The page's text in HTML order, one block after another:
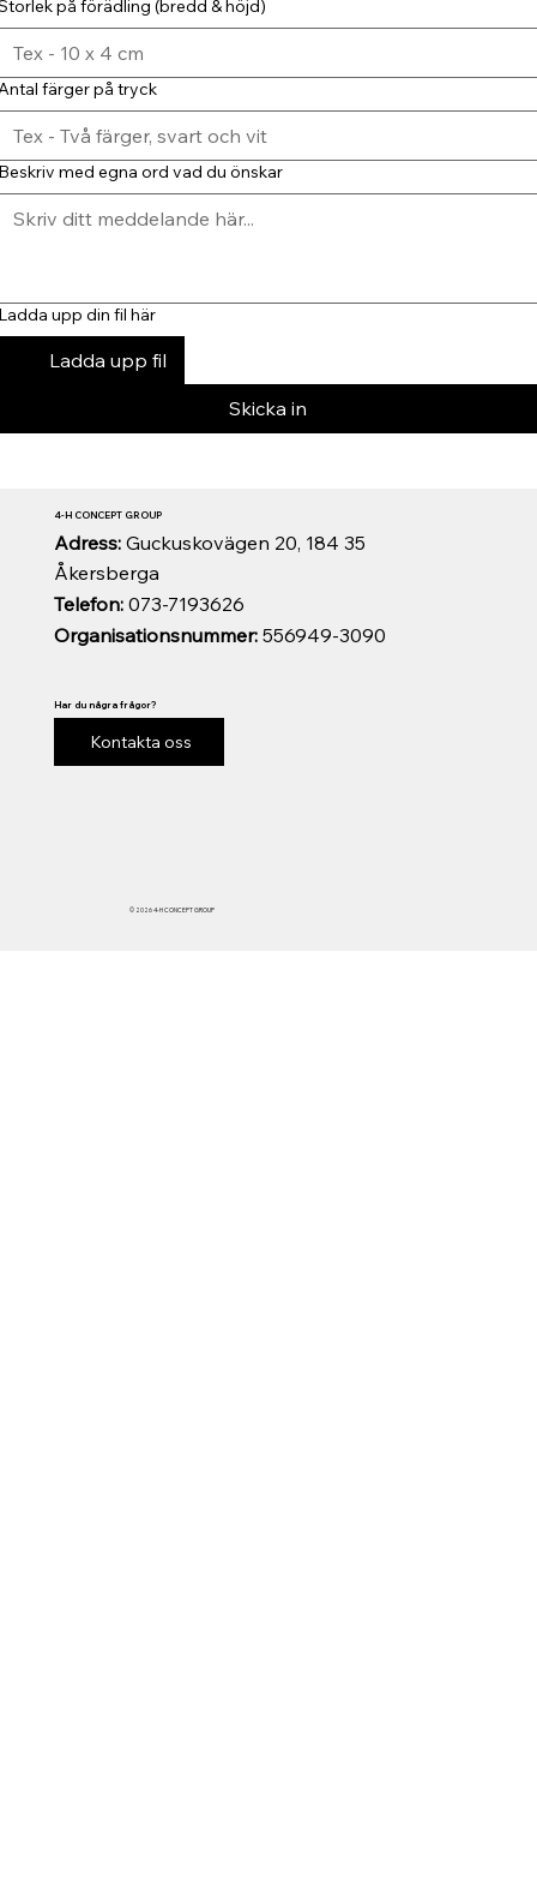
på förädling (bredd & höjd)
färger på tryck
med egna ord vad du önskar
upp din fil här
Ladda upp fil
Skicka in
© 2026 4-H CONCEPT GROUP
Organisationsnummer:556949-3090
Telefon:073-7193626
Adress: Guckuskovägen 20, 184 35
Åkersberga
4-H CONCEPT GROUP
Har du några frågor?
Kontakta oss